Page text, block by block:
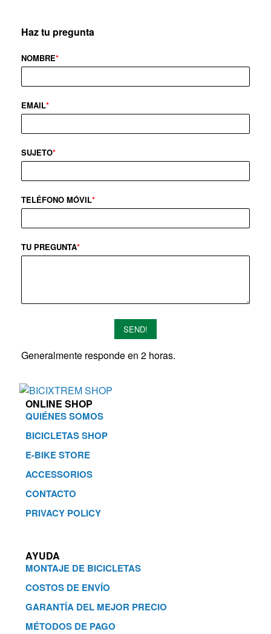
Haz tu pregunta
NOMBRE*
EMAIL*
SUJETO*
TELÉFONO MÓVIL*
TU PREGUNTA*
SEND!
Generalmente responde en 2 horas.
ONLINE SHOP
QUIÉNES SOMOS
BICICLETAS SHOP
E-BIKE STORE
ACCESSORIOS
CONTACTO
PRIVACY POLICY
AYUDA
MONTAJE DE BICICLETAS
COSTOS DE ENVÍO
GARANTÍA DEL MEJOR PRECIO
MÉTODOS DE PAGO